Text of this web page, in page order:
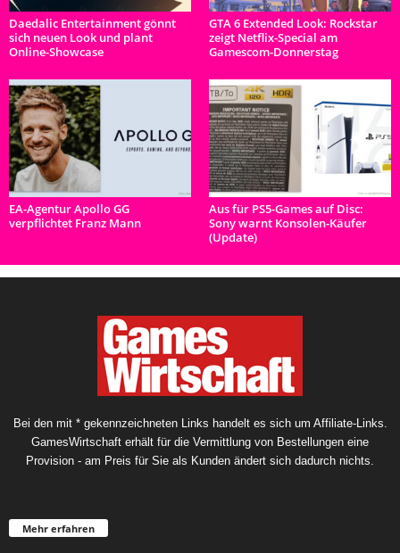
Daedalic Entertainment gönnt
sich neuen Look und plant
Online-Showcase
GTA 6 Extended Look: Rockstar
zeigt Netflix-Special am
Gamescom-Donnerstag
EA-Agentur Apollo GG
verpflichtet Franz Mann
Aus für PS5-Games auf Disc:
Sony warnt Konsolen-Käufer
(Update)
Bei den mit * gekennzeichneten Links handelt es sich um Affiliate-Links.
GamesWirtschaft erhält für die Vermittlung von Bestellungen eine
Provision - am Preis für Sie als Kunden ändert sich dadurch nichts.
Mehr erfahren